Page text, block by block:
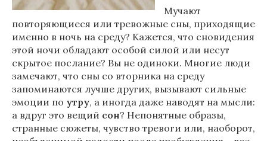
Мучают
повторяющиеся или тревожные сны, приходящие
именно в ночь на среду? Кажется, что сновидения
этой ночи обладают особой силой или несут
скрытое послание? Вы не одиноки. Многие люди
замечают, что сны со вторника на среду
запоминаются лучше других, вызывают сильные
эмоции по утру, а иногда даже наводят на мысли:
а вдруг это вещий сон? Непонятные образы,
странные сюжеты, чувство тревоги или, наоборот,